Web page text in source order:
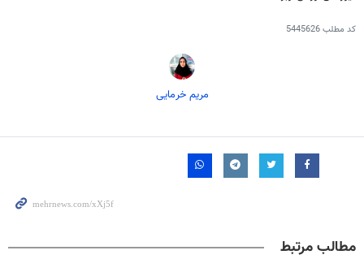
کد مطلب5445626
مریم خرمایی
مطالب مرتبط